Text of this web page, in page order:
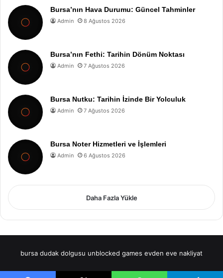
Bursa’nın Hava Durumu: Güncel Tahminler
Admin 8 Ağustos 2026
Bursa’nın Fethi: Tarihin Dönüm Noktası
Admin 7 Ağustos 2026
Bursa Nutku: Tarihin İzinde Bir Yolculuk
Admin 7 Ağustos 2026
Bursa Noter Hizmetleri ve İşlemleri
Admin 6 Ağustos 2026
Daha Fazla Yükle
bursa dudak dolgusu unblocked games evden eve nakliyat